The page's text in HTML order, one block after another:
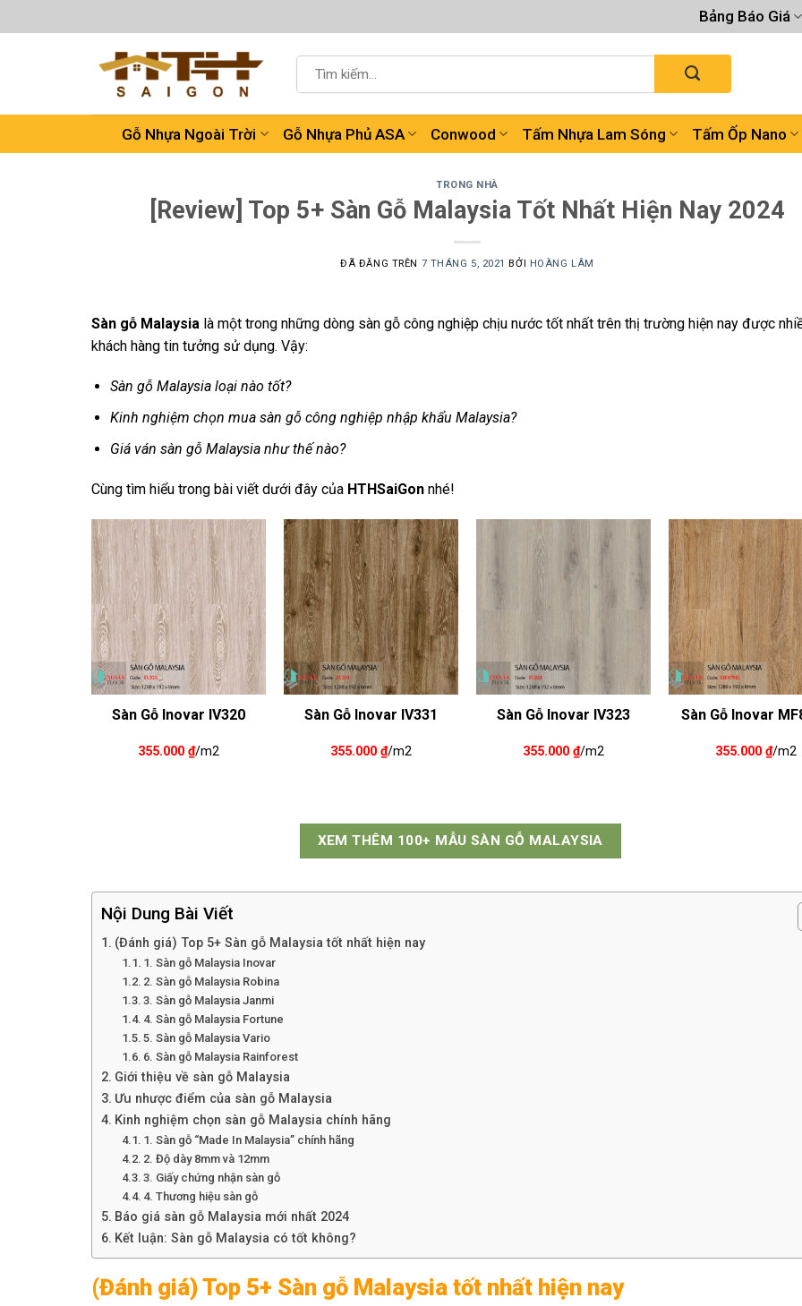
đến
Bảng Báo Giá
kiếm:
Gỗ Nhựa Ngoài Trời Gỗ Nhựa Phủ ASA Conwood Tấm Nhựa Lam Sóng Tấm Ốp Nano
TRONG NHÀ
[Review] Top 5+ Sàn Gỗ Malaysia Tốt Nhất Hiện Nay 2024
ĐÃ ĐĂNG TRÊN 7 THÁNG 5, 2021 BỞI HOÀNG LÂM
Sàn gỗ Malaysia là một trong những dòng sàn gỗ công nghiệp chịu nước tốt nhất trên thị trường hiện nay được
khách hàng tin tưởng sử dụng. Vậy:
Sàn gỗ Malaysia loại nào tốt?
Kinh nghiệm chọn mua sàn gỗ công nghiệp nhập khẩu Malaysia?
Giá ván sàn gỗ Malaysia như thế nào?
Cùng tìm hiểu trong bài viết dưới đây của HTHSaiGon nhé!
Sàn Gỗ Inovar IV320
355.000 ₫/m2
Sàn Gỗ Inovar IV331
355.000 ₫/m2
Sàn Gỗ Inovar IV323
355.000 ₫/m2
Sàn Gỗ Inovar
355.000 ₫/m2
XEM THÊM 100+ MẪU SÀN GỖ MALAYSIA
Nội Dung Bài Viết
(Đánh giá) Top 5+ Sàn gỗ Malaysia tốt nhất hiện nay
1. Sàn gỗ Malaysia Inovar
2. Sàn gỗ Malaysia Robina
3. Sàn gỗ Malaysia Janmi
4. Sàn gỗ Malaysia Fortune
5. Sàn gỗ Malaysia Vario
6. Sàn gỗ Malaysia Rainforest
Giới thiệu về sàn gỗ Malaysia
Ưu nhược điểm của sàn gỗ Malaysia
Kinh nghiệm chọn sàn gỗ Malaysia chính hãng
1. Sàn gỗ “Made In Malaysia” chính hãng
2. Độ dày 8mm và 12mm
3. Giấy chứng nhận sàn gỗ
4. Thương hiệu sàn gỗ
Báo giá sàn gỗ Malaysia mới nhất 2024
Kết luận: Sàn gỗ Malaysia có tốt không?
(Đánh giá) Top 5+ Sàn gỗ Malaysia tốt nhất hiện nay